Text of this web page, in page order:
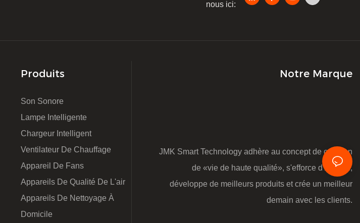
nous ici:
Produits
Son Sonore
Lampe Intelligente
Chargeur Intelligent
Ventilateur De Chauffage
Appareil De Fans
Appareils De Qualité De L'air
Appareils De Nettoyage À
Domicile
Notre Marque
JMK Smart Technology adhère au concept de création
de «vie de haute qualité», s'efforce d'innover,
développe de meilleurs produits et crée un meilleur
demain avec les clients.